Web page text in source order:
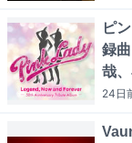
ピ
録
哉
24日